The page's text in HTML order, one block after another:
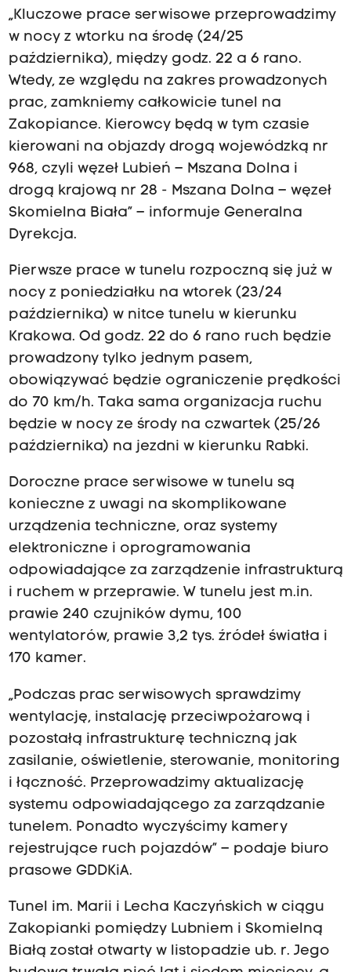
„Kluczowe prace serwisowe przeprowadzimy
w nocy z wtorku na środę (24/25
października), między godz. 22 a 6 rano.
Wtedy, ze względu na zakres prowadzonych
prac, zamkniemy całkowicie tunel na
Zakopiance. Kierowcy będą w tym czasie
kierowani na objazdy drogą wojewódzką nr
968, czyli węzeł Lubień – Mszana Dolna i
drogą krajową nr 28 - Mszana Dolna – węzeł
Skomielna Biała” – informuje Generalna
Dyrekcja.
Pierwsze prace w tunelu rozpoczną się już w
nocy z poniedziałku na wtorek (23/24
października) w nitce tunelu w kierunku
Krakowa. Od godz. 22 do 6 rano ruch będzie
prowadzony tylko jednym pasem,
obowiązywać będzie ograniczenie prędkości
do 70 km/h. Taka sama organizacja ruchu
będzie w nocy ze środy na czwartek (25/26
października) na jezdni w kierunku Rabki.
Doroczne prace serwisowe w tunelu są
konieczne z uwagi na skomplikowane
urządzenia techniczne, oraz systemy
elektroniczne i oprogramowania
odpowiadające za zarządzenie infrastrukturą
i ruchem w przeprawie. W tunelu jest m.in.
prawie 240 czujników dymu, 100
wentylatorów, prawie 3,2 tys. źródeł światła i
170 kamer.
„Podczas prac serwisowych sprawdzimy
wentylację, instalację przeciwpożarową i
pozostałą infrastrukturę techniczną jak
zasilanie, oświetlenie, sterowanie, monitoring
i łączność. Przeprowadzimy aktualizację
systemu odpowiadającego za zarządzanie
tunelem. Ponadto wyczyścimy kamery
rejestrujące ruch pojazdów” – podaje biuro
prasowe GDDKiA.
Tunel im. Marii i Lecha Kaczyńskich w ciągu
Zakopianki pomiędzy Lubniem i Skomielną
Białą został otwarty w listopadzie ub. r. Jego